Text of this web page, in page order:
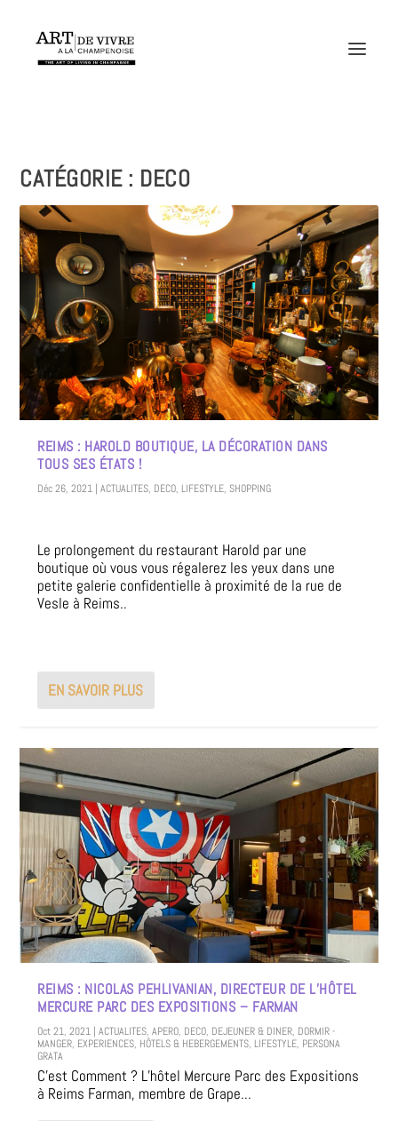
CATÉGORIE : DECO
REIMS : HAROLD BOUTIQUE, LA DÉCORATION DANS
TOUS SES ÉTATS !
Déc 26, 2021 |ACTUALITES, DECO, LIFESTYLE, SHOPPING
Le prolongement du restaurant Harold par une
boutique où vous vous régalerez les yeux dans une
petite galerie confidentielle à proximité de la rue de
Vesle à Reims..
EN SAVOIR PLUS
REIMS : NICOLAS PEHLIVANIAN, DIRECTEUR DE L’HÔTEL
MERCURE PARC DES EXPOSITIONS – FARMAN
Oct 21, 2021 |ACTUALITES,APERO, DECO, DEJEUNER & DINER, DORMIR -
MANGER, EXPERIENCES, HÔTELS & HEBERGEMENTS, LIFESTYLE, PERSONA
GRATA
C’est Comment ? L’hôtel Mercure Parc des Expositions
à Reims Farman, membre de Grape...